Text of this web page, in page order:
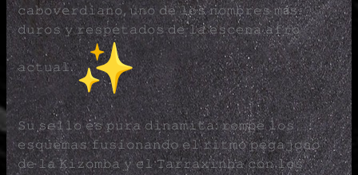
𝚌𝚊𝚋𝚘𝚟𝚎𝚛𝚍𝚒𝚊𝚗𝚘, 𝚞𝚗𝚘 𝚍𝚎 𝚕𝚘𝚜 𝚗𝚘𝚖𝚋𝚛𝚎𝚜 𝚖á𝚜
𝚍𝚞𝚛𝚘𝚜 𝚢 𝚛𝚎𝚜𝚙𝚎𝚝𝚊𝚍𝚘𝚜 𝚍𝚎 𝚕𝚊 𝚎𝚜𝚌𝚎𝚗𝚊 𝚊𝚏𝚛𝚘
𝚊𝚌𝚝𝚞𝚊𝚕.
𝚂𝚞 𝚜𝚎𝚕𝚕𝚘 𝚎𝚜 𝚙𝚞𝚛𝚊 𝚍𝚒𝚗𝚊𝚖𝚒𝚝𝚊: 𝚛𝚘𝚖𝚙𝚎 𝚕𝚘𝚜
𝚎𝚜𝚚𝚞𝚎𝚖𝚊𝚜 𝚏𝚞𝚜𝚒𝚘𝚗𝚊𝚗𝚍𝚘 𝚎𝚕 𝚛𝚒𝚝𝚖𝚘 𝚙𝚎𝚐𝚊𝚓𝚘𝚜𝚘
𝚍𝚎 𝚕𝚊 𝙺𝚒𝚣𝚘𝚖𝚋𝚊 𝚢 𝚎𝚕 𝚃𝚊𝚛𝚛𝚊𝚡𝚒𝚗𝚑𝚊 𝚌𝚘𝚗 𝚕𝚘𝚜